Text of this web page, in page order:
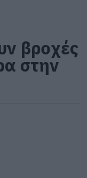
βροχές
στην